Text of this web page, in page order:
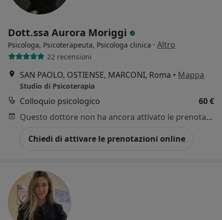
Dott.ssa Aurora Moriggi
Psicologa, Psicoterapeuta, Psicologa clinica · Altro
22 recensioni
SAN PAOLO, OSTIENSE, MARCONI, Roma • Mappa
Studio di Psicoterapia
Colloquio psicologico
60 €
Questo dottore non ha ancora attivato le prenotazioni online presso questo indirizzo.
Chiedi di attivare le prenotazioni online